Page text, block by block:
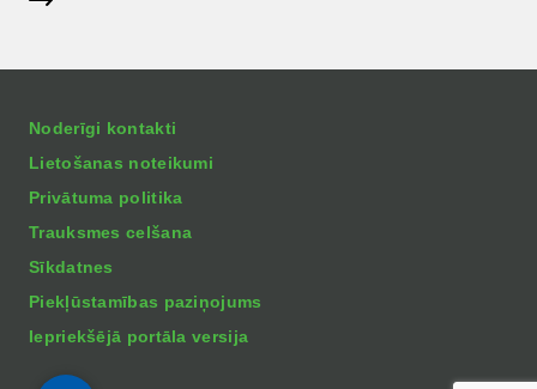
Noderīgi kontakti
Lietošanas noteikumi
Privātuma politika
Trauksmes celšana
Sīkdatnes
Piekļūstamības paziņojums
Iepriekšējā portāla versija